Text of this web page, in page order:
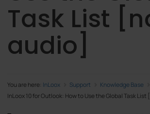
Task List
audio]
You are here: InLoox Support Knowledge Base
InLoox 10 for Outlook: How to Use the Global Task List